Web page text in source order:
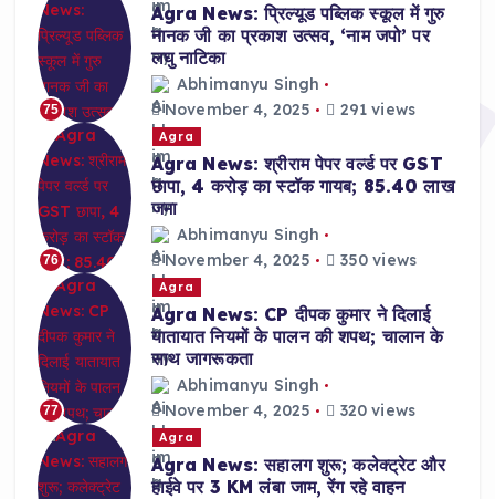
75
Agra News: प्रिल्यूड पब्लिक स्कूल में गुरु
नानक जी का प्रकाश उत्सव, ‘नाम जपो’ पर
लघु नाटिका
Abhimanyu Singh
November 4, 2025
291 views
76
Agra
Agra News: श्रीराम पेपर वर्ल्ड पर GST
छापा, 4 करोड़ का स्टॉक गायब; 85.40 लाख
जमा
Abhimanyu Singh
November 4, 2025
350 views
77
Agra
Agra News: CP दीपक कुमार ने दिलाई
यातायात नियमों के पालन की शपथ; चालान के
साथ जागरूकता
Abhimanyu Singh
November 4, 2025
320 views
Agra
Agra News: सहालग शुरू; कलेक्ट्रेट और
हाईवे पर 3 KM लंबा जाम, रेंग रहे वाहन